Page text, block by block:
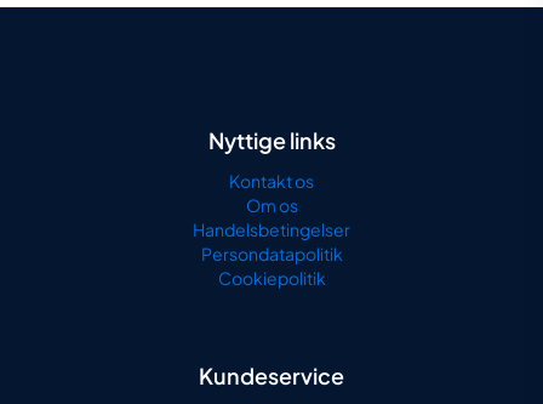
Nyttige links
Kontakt os
Om os
Handelsbetingelser
Persondatapolitik
Cookiepolitik
Kundeservice